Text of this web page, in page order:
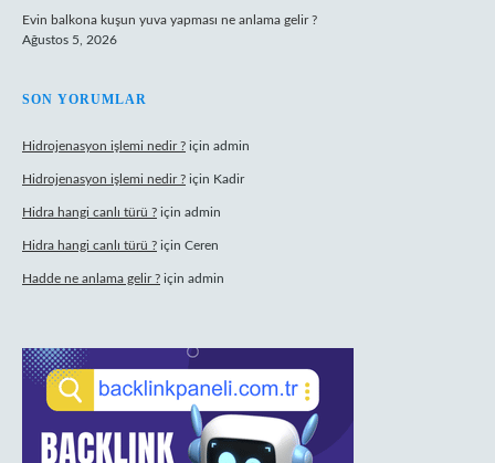
Evin balkona kuşun yuva yapması ne anlama gelir ?
Ağustos 5, 2026
SON YORUMLAR
Hidrojenasyon işlemi nedir ? için admin
Hidrojenasyon işlemi nedir ? için Kadir
Hidra hangi canlı türü ? için admin
Hidra hangi canlı türü ? için Ceren
Hadde ne anlama gelir ? için admin